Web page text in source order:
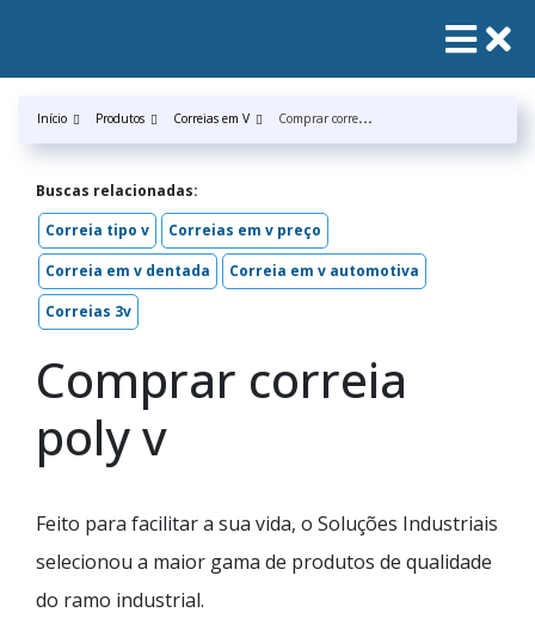
Início Produtos Correias em V C
omprar correia poly v
Buscas relacionadas:
Correia tipo v
Correias em v preço
Correia em v dentada
Correia em v automotiva
Correias 3v
Comprar correia
poly v
Feito para facilitar a sua vida, o Soluções Industriais
selecionou a maior gama de produtos de qualidade
do ramo industrial.